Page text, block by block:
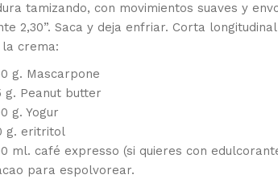
tamizando, con movimientos suaves y
2,30”. Saca y deja enfriar. Corta
la crema:
g. Mascarpone
g. Peanut butter
g. Yogur
g. eritritol
ml. café expresso (si quieres con
para espolvorear.